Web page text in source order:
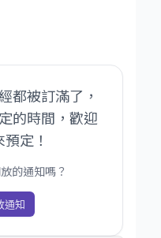
都被訂滿了，
的時間，歡迎
定！
的通知嗎？
通知